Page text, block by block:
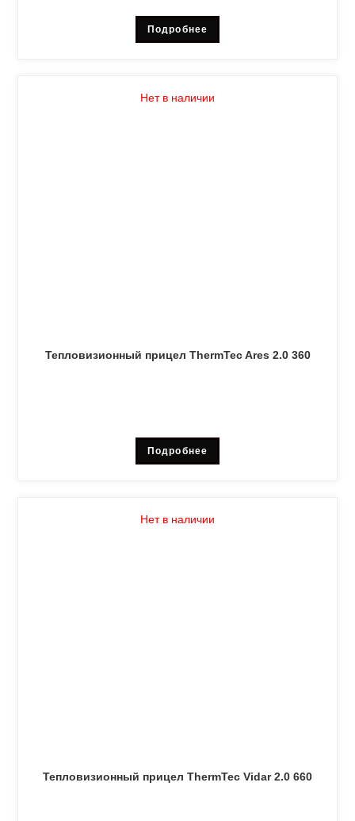
Подробнее
Нет в наличии
Тепловизионный прицел ThermTec Ares 2.0 360
Подробнее
Нет в наличии
Тепловизионный прицел ThermTec Vidar 2.0 660